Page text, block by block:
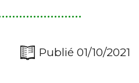
Publié 01/10/2021